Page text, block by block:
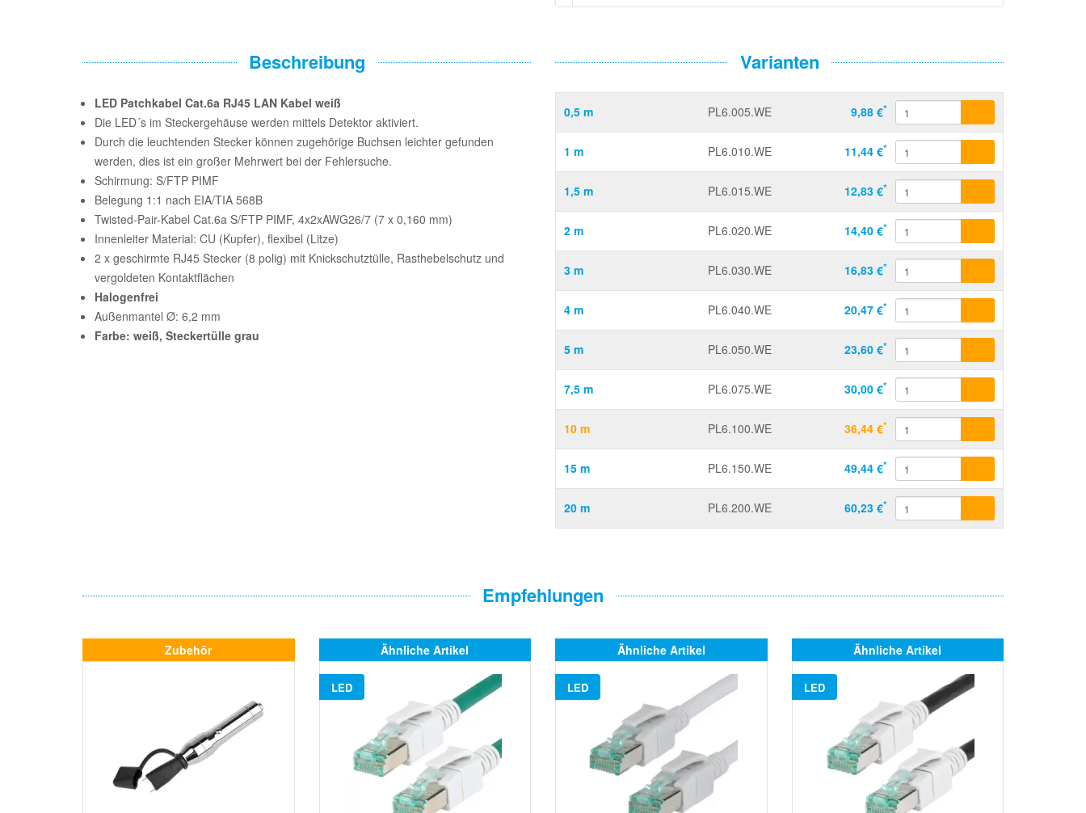
Varianten
0,5 m PL6.005.WE 9,88 €*
1 m PL6.010.WE 11,44 €*
1,5 m PL6.015.WE 12,83 €*
2 m PL6.020.WE 14,40 €*
3 m PL6.030.WE 16,83 €*
4 m PL6.040.WE 20,47 €*
5 m PL6.050.WE 23,60 €*
7,5 m PL6.075.WE 30,00 €*
10 m PL6.100.WE 36,44 €*
15 m PL6.150.WE 49,44 €*
20 m PL6.200.WE 60,23 €*
Beschreibung
LED Patchkabel Cat.6a RJ45 LAN Kabel weiß
Die LED´s im Steckergehäuse werden mittels Detektor aktiviert.
Durch die leuchtenden Stecker können zugehörige Buchsen leichter gefunden
werden, dies ist ein großer Mehrwert bei der Fehlersuche.
Schirmung: S/FTP PIMF
Belegung 1:1 nach EIA/TIA 568B
Twisted-Pair-Kabel Cat.6a S/FTP PIMF, 4x2xAWG26/7 (7 x 0,160 mm)
Innenleiter Material: CU (Kupfer), flexibel (Litze)
2 x geschirmte RJ45 Stecker (8 polig) mit Knickschutztülle, Rasthebelschutz und
vergoldeten Kontaktflächen
Halogenfrei
Außenmantel Ø: 6,2 mm
Farbe: weiß, Steckertülle grau
Empfehlungen
Zubehör Ähnliche Artikel
LED
Ähnliche Artikel
LED
Ähnliche Artikel
LED